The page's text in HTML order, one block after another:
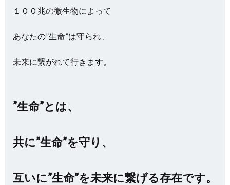
１００兆の微生物によって
あなたの”生命”は守られ、
未来に繋がれて行きます。
”生命”とは、
共に”生命”を守り、
互いに”生命”を未来に繋げる存在です。